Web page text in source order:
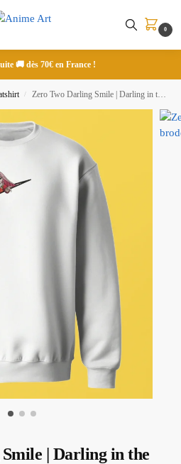
0
🚚 dès 70€ en France !
/ Zero Two Darling Smile | Darling in the Franxx | Sweatshirt brodé
| Darling in the